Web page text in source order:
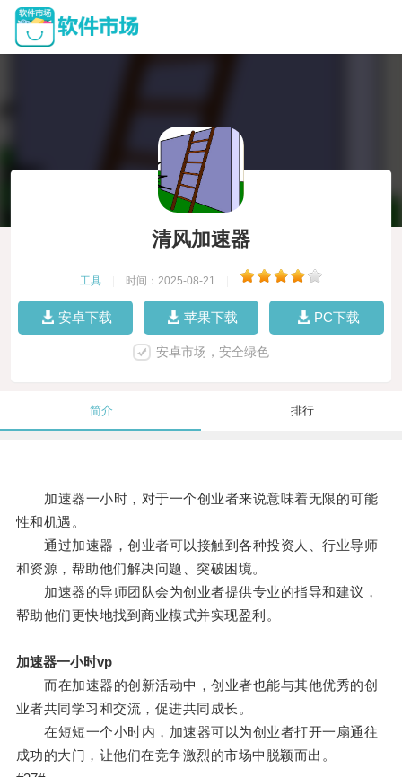
清风加速器
工具 时间：2025-08-21
安卓下载 苹果下载 PC下载
安卓市场，安全绿色
简介 排行
加速器一小时，对于一个创业者来说意味着无限的可能
性和机遇。
通过加速器，创业者可以接触到各种投资人、行业导师
和资源，帮助他们解决问题、突破困境。
加速器的导师团队会为创业者提供专业的指导和建议，
帮助他们更快地找到商业模式并实现盈利。
加速器一小时vp
而在加速器的创新活动中，创业者也能与其他优秀的创
业者共同学习和交流，促进共同成长。
在短短一个小时内，加速器可以为创业者打开一扇通往
成功的大门，让他们在竞争激烈的市场中脱颖而出。